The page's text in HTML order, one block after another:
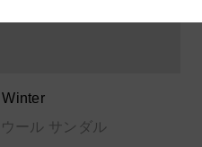
ウール サンダル